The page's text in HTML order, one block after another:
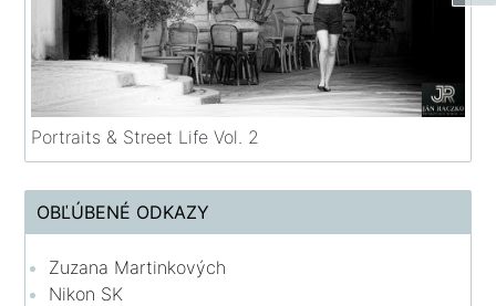
Portraits & Street Life Vol. 2
OBĽÚBENÉ ODKAZY
Zuzana Martinkových
Nikon SK